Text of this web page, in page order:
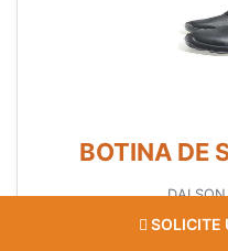
BOTINA DE
Discorrendo sobre botina de
SOLICITE